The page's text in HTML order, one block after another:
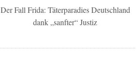
Der Fall Frida: Täterparadies Deutschland
dank „sanfter“ Justiz